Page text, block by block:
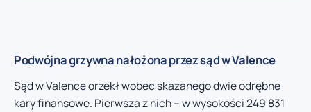
Podwójna grzywna nałożona przez sąd w Valence
Sąd w Valence orzekł wobec skazanego dwie odrębne
kary finansowe. Pierwsza z nich – w wysokości 249 831